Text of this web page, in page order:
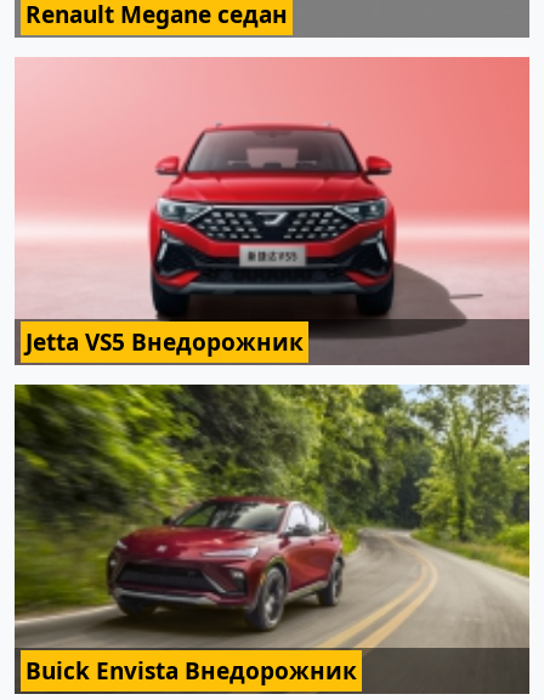
Renault Megane седан
Jetta VS5 Внедорожник
Buick Envista Внедорожник